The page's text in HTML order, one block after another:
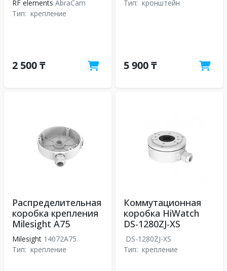
RF elements AbraCam
Тип: крепление
2 500 ₸
Тип: кронштейн
5 900 ₸
Распределительная
коробка крепления
Milesight A75
Milesight 14072A75
Тип: крепление
Коммутационная
коробка HiWatch
DS-1280ZJ-XS
DS-1280ZJ-XS
Тип: крепление